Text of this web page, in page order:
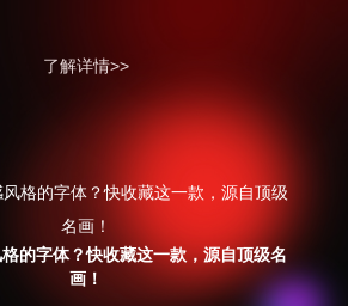
了解详情>>
的字体？快收藏这一款，源自顶级名
画！